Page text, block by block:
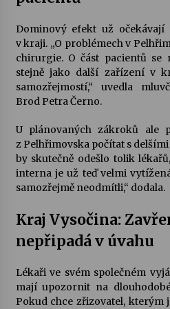
Dominový efekt už
v kraji. „O problémech v
chirurgie. O část pacientů se
stejně jako další zařízení v
samozřejmostí,“ uvedla
Brod Petra Černo.
U plánovaných zákroků ale
z Pelhřimovska počítat s
by skutečně odešlo tolik
interna je už teď velmi
samozřejmě neodmítli,“ dodala.
Kraj Vysočina:
nepřipadá v úvahu
Lékaři ve svém společném
mají upozornit na
Pokud chce zřizovatel, kterým